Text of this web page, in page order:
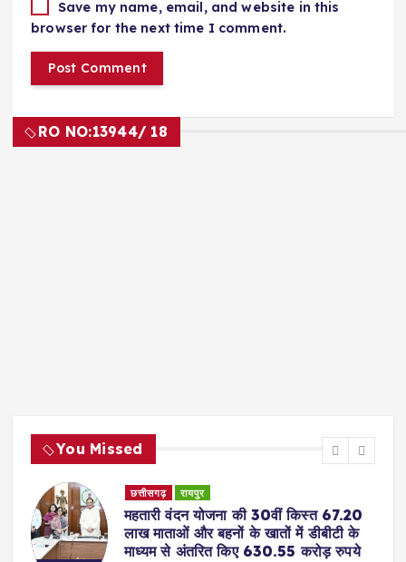
Save my name, email, and website in this
browser for the next time I comment.
RO NO:13944/ 18
You Missed
छत्तीसगढ़ रायपुर
महतारी वंदन योजना की 30वीं किस्त 67.20
लाख माताओं और बहनों के खातों में डीबीटी के
माध्यम से अंतरित किए 630.55 करोड़ रुपये